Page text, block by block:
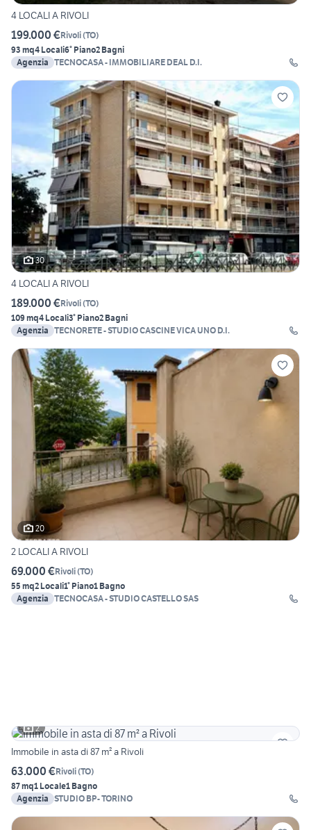
4 LOCALI A RIVOLI
199.000 €Rivoli(TO)
93 mq4 Locali6° Piano2 Bagni
Agenzia TECNOCASA - IMMOBILIARE DEAL D.I.
30
4 LOCALI A RIVOLI
189.000 €Rivoli(TO)
109 mq4 Locali3° Piano2 Bagni
Agenzia TECNORETE - STUDIO CASCINE VICA UNO D.I.
20
2 LOCALI A RIVOLI
69.000 €Rivoli(TO)
55 mq2 Locali1° Piano1 Bagno
Agenzia TECNOCASA - STUDIO CASTELLO SAS
2
Immobile in asta di 87 m² a Rivoli
63.000 €Rivoli(TO)
87 mq1 Locale1 Bagno
Agenzia STUDIO BP- TORINO